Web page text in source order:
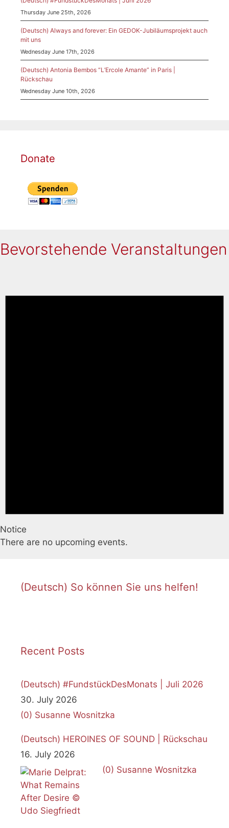
Thursday June 25th, 2026
(Deutsch) Always and forever: Ein GEDOK-Jubiläumsprojekt auch
mit uns
Wednesday June 17th, 2026
(Deutsch) Antonia Bembos “L’Ercole Amante” in Paris |
Rückschau
Wednesday June 10th, 2026
Donate
Bevorstehende Veranstaltungen
Notice
There are no upcoming events.
(Deutsch) So können Sie uns helfen!
Recent Posts
(Deutsch) #FundstückDesMonats | Juli 2026
30. July 2026
(0) Susanne Wosnitzka
(Deutsch) HEROINES OF SOUND | Rückschau
16. July 2026
(0) Susanne Wosnitzka